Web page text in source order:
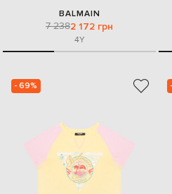
BALMAIN
7 2382 172 грн
4Y
- 69%